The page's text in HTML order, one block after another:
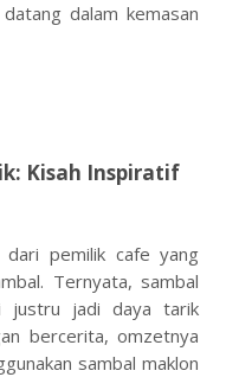
dalam kemasan
Kisah Inspiratif
pemilik cafe yang
Ternyata, sambal
justru jadi daya tarik
bercerita, omzetnya
sambal maklon